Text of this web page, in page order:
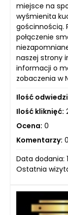
miejsce na
wyśmienita
gościnnością.
połączenie
naszej strony
informacji o
zobaczenia w
Ilość
Ilość kliknięć:
Ocena: 0
Komentarzy: 0
Data dodania:
Ostatnia